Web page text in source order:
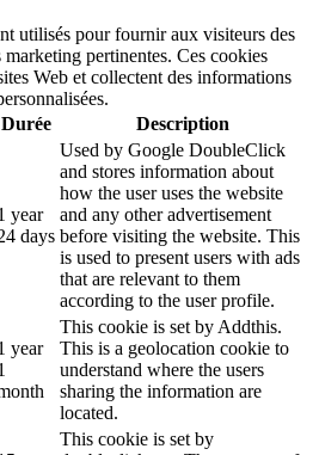
utilisés pour fournir aux visiteurs des
pertinentes. Ces cookies
Web et collectent des informations
Durée Description
year
days
Used by Google DoubleClick
and stores information about
how the user uses the website
and any other advertisement
before visiting the website. This
is used to present users with ads
that are relevant to them
according to the user profile.
year
This cookie is set by Addthis.
This is a geolocation cookie to
understand where the users
sharing the information are
located.
This cookie is set by